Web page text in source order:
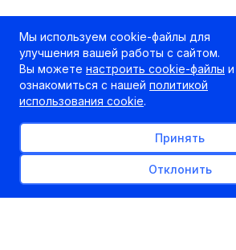
Мы используем cookie-файлы для
улучшения вашей работы с сайтом.
Вы можете настроить cookie-файлы и
ознакомиться с нашей политикой
использования cookie.
Принять
Отклонить